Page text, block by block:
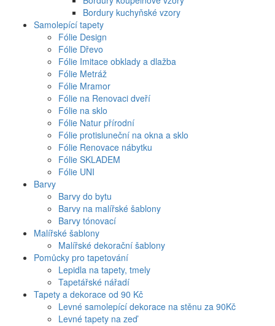
Bordury kuchyňské vzory
Samolepící tapety
Fólie Design
Fólie Dřevo
Fólie Imitace obklady a dlažba
Fólie Metráž
Fólie Mramor
Fólie na Renovaci dveří
Fólie na sklo
Fólie Natur přírodní
Fólie protisluneční na okna a sklo
Fólie Renovace nábytku
Fólie SKLADEM
Fólie UNI
Barvy
Barvy do bytu
Barvy na malířské šablony
Barvy tónovací
Malířské šablony
Malířské dekorační šablony
Pomůcky pro tapetování
Lepidla na tapety, tmely
Tapetářské nářadí
Tapety a dekorace od 90 Kč
Levné samolepící dekorace na stěnu za 90Kč
Levné tapety na zeď